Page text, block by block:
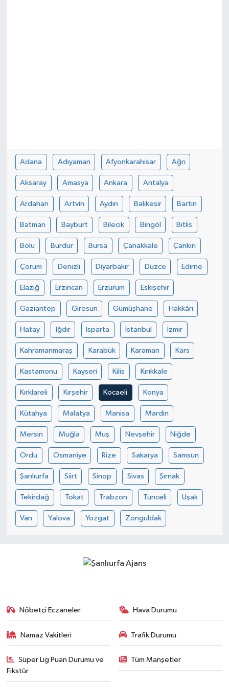
Adana Adıyaman Afyonkarahisar Ağrı
Aksaray Amasya Ankara Antalya
Ardahan Artvin Aydın Balıkesir Bartın
Batman Bayburt Bilecik Bingöl Bitlis
Bolu Burdur Bursa Çanakkale Çankırı
Çorum Denizli Diyarbakır Düzce Edirne
Elazığ Erzincan Erzurum Eskişehir
Gaziantep Giresun Gümüşhane Hakkâri
Hatay Iğdır Isparta İstanbul İzmir
Kahramanmaraş Karabük Karaman Kars
Kastamonu Kayseri Kilis Kırıkkale
Kırklareli Kırşehir Kocaeli Konya
Kütahya Malatya Manisa Mardin
Mersin Muğla Muş Nevşehir Niğde
Ordu Osmaniye Rize Sakarya Samsun
Şanlıurfa Siirt Sinop Sivas Şırnak
Tekirdağ Tokat Trabzon Tunceli Uşak
Van Yalova Yozgat Zonguldak
Nöbetçi Eczaneler Hava Durumu
Namaz Vakitleri Trafik Durumu
Süper Lig Puan Durumu ve
Fikstür
Tüm Manşetler